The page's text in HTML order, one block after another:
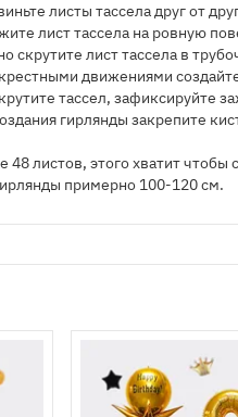
листы тассела друг от
лист тассела на ровную
скрутите лист тассела в
движениями
тассел, зафиксируйте
гирлянды закрепите
48 листов, этого хватит чтобы
примерно 100-120 см.